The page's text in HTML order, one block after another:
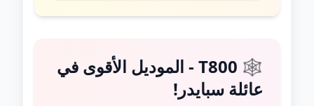
🕸️ T800 - الموديل الأقوى في
عائلة سبايدر!